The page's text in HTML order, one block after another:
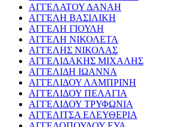
ΑΓΓΕΛΑΤΟΥ ΔΑΝΑΗ
ΑΓΓΕΛΗ ΒΑΣΙΛΙΚΗ
ΑΓΓΕΛΗ ΓΙΟΥΛΗ
ΑΓΓΕΛΗ ΝΙΚΟΛΕΤΑ
ΑΓΓΕΛΗΣ ΝΙΚΟΛΑΣ
ΑΓΓΕΛΙΔΑΚΗΣ ΜΙΧΑΛΗΣ
ΑΓΓΕΛΙΔΗ ΙΩΑΝΝΑ
ΑΓΓΕΛΙΔΟΥ ΛΑΜΠΡΙΝΗ
ΑΓΓΕΛΙΔΟΥ ΠΕΛΑΓΙΑ
ΑΓΓΕΛΙΔΟΥ ΤΡΥΦΩΝΙΑ
ΑΓΓΕΛΙΤΣΑ ΕΛΕΥΘΕΡΙΑ